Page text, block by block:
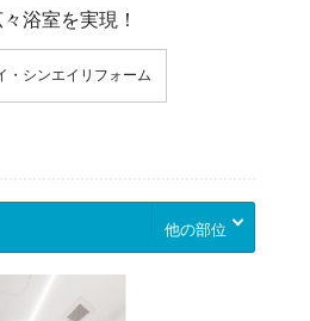
浴室を実現！
・シンエイリフォーム
他の部位